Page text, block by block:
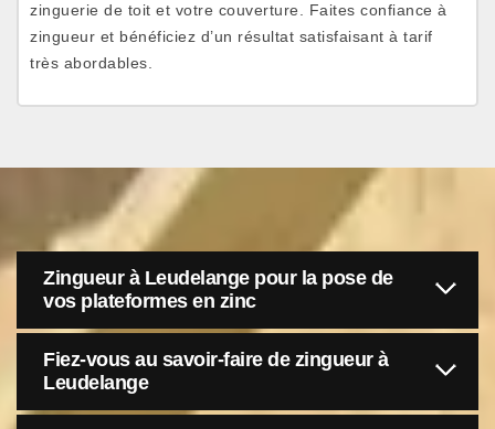
zinguerie de toit et votre couverture. Faites confiance à
zingueur et bénéficiez d’un résultat satisfaisant à tarif
très abordables.
Zingueur à Leudelange pour la pose de
vos plateformes en zinc
Fiez-vous au savoir-faire de zingueur à
Leudelange